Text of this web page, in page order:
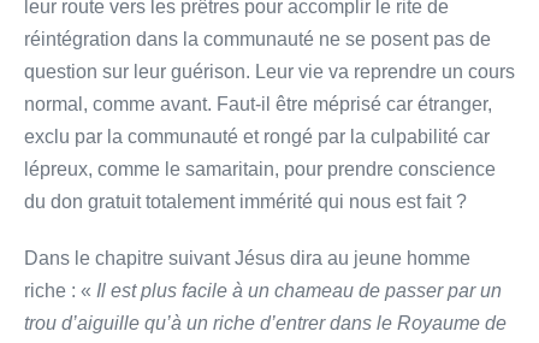
leur route vers les prêtres pour accomplir le rite de
réintégration dans la communauté ne se posent pas de
question sur leur guérison. Leur vie va reprendre un cours
normal, comme avant. Faut-il être méprisé car étranger,
exclu par la communauté et rongé par la culpabilité car
lépreux, comme le samaritain, pour prendre conscience
du don gratuit totalement immérité qui nous est fait ?
Dans le chapitre suivant Jésus dira au jeune homme
riche : « Il est plus facile à un chameau de passer par un
trou d’aiguille qu’à un riche d’entrer dans le Royaume de